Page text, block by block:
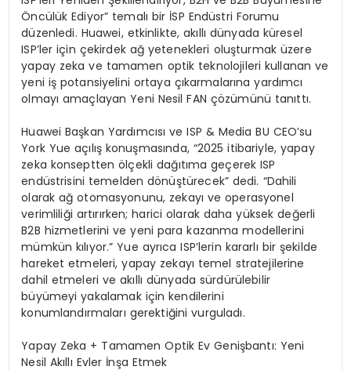
Öncülük Ediyor” temalı bir İSP Endüstri Forumu
düzenledi. Huawei, etkinlikte, akıllı dünyada küresel
ISP’ler için çekirdek ağ yetenekleri oluşturmak üzere
yapay zeka ve tamamen optik teknolojileri kullanan ve
yeni iş potansiyelini ortaya çıkarmalarına yardımcı
olmayı amaçlayan Yeni Nesil FAN çözümünü tanıttı.
Huawei Başkan Yardımcısı ve ISP & Media BU CEO’su
York Yue açılış konuşmasında, “2025 itibariyle, yapay
zeka konseptten ölçekli dağıtıma geçerek ISP
endüstrisini temelden dönüştürecek” dedi. “Dahili
olarak ağ otomasyonunu, zekayı ve operasyonel
verimliliği artırırken; harici olarak daha yüksek değerli
B2B hizmetlerini ve yeni para kazanma modellerini
mümkün kılıyor.” Yue ayrıca ISP’lerin kararlı bir şekilde
hareket etmeleri, yapay zekayı temel stratejilerine
dahil etmeleri ve akıllı dünyada sürdürülebilir
büyümeyi yakalamak için kendilerini
konumlandırmaları gerektiğini vurguladı.
Yapay Zeka + Tamamen Optik Ev Genişbantı: Yeni
Nesil Akıllı Evler İnşa Etmek